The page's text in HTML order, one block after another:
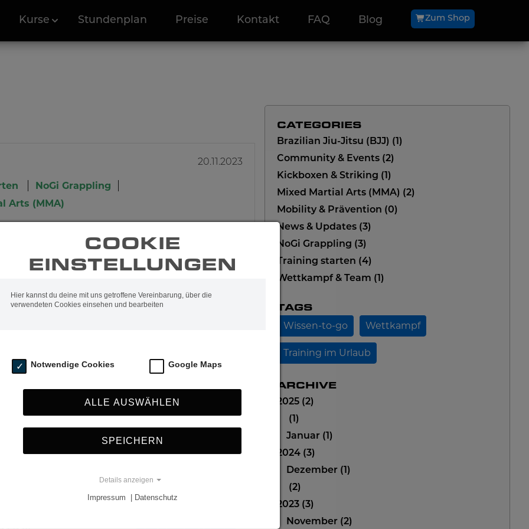
Kurse Stundenplan Preise Kontakt FAQ Blog Zum Shop
20.11.2023
NoGi Grappling
Arts (MMA)
KÄMPFEN NUR BEIM
mein komplettes Trainingssystem umgestellt habe.
MMA in München bei uns im UPA GYM spielerisch und
(BJJ)
IN ABU DHABI
in Abu Dhabi beim Team Nogueira Dubai
CATEGORIES
Brazilian Jiu-Jitsu (BJJ)
Community & Events
2
Kickboxen & Striking
Mixed Martial Arts (MMA)
2
Mobility & Prävention
0
News & Updates
3
NoGi Grappling
3
Training starten
4
Wettkampf & Team
TAGS
Wissen-to-go Wettkampf
Training im Urlaub
ARCHIVE
2025
2
Januar
2024
3
Dezember
2
2023
3
November
2
COOKIE
EINSTELLUNGEN
Hier kannst du deine mit uns getroffene Vereinbarung, über die
verwendeten Cookies einsehen und bearbeiten
Notwendige Cookies Google Maps
ALLE AUSWÄHLEN
SPEICHERN
Details anzeigen
Impressum | Datenschutz